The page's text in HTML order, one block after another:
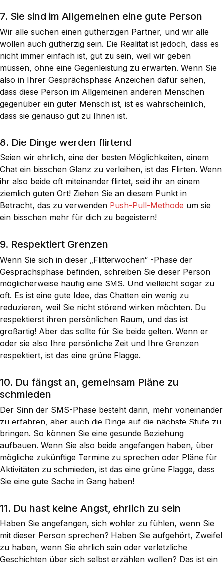
7. Sie sind im Allgemeinen eine gute Person
Wir alle suchen einen gutherzigen Partner, und wir alle
wollen auch gutherzig sein. Die Realität ist jedoch, dass es
nicht immer einfach ist, gut zu sein, weil wir geben
müssen, ohne eine Gegenleistung zu erwarten. Wenn Sie
also in Ihrer Gesprächsphase Anzeichen dafür sehen,
dass diese Person im Allgemeinen anderen Menschen
gegenüber ein guter Mensch ist, ist es wahrscheinlich,
dass sie genauso gut zu Ihnen ist.
8. Die Dinge werden flirtend
Seien wir ehrlich, eine der besten Möglichkeiten, einem
Chat ein bisschen Glanz zu verleihen, ist das Flirten. Wenn
ihr also beide oft miteinander flirtet, seid ihr an einem
ziemlich guten Ort! Ziehen Sie an diesem Punkt in
Betracht, das zu verwenden Push-Pull-Methode um sie
ein bisschen mehr für dich zu begeistern!
9. Respektiert Grenzen
Wenn Sie sich in dieser „Flitterwochen“ -Phase der
Gesprächsphase befinden, schreiben Sie dieser Person
möglicherweise häufig eine SMS. Und vielleicht sogar zu
oft. Es ist eine gute Idee, das Chatten ein wenig zu
reduzieren, weil Sie nicht störend wirken möchten. Du
respektierst ihren persönlichen Raum, und das ist
großartig! Aber das sollte für Sie beide gelten. Wenn er
oder sie also Ihre persönliche Zeit und Ihre Grenzen
respektiert, ist das eine grüne Flagge.
10. Du fängst an, gemeinsam Pläne zu
schmieden
Der Sinn der SMS-Phase besteht darin, mehr voneinander
zu erfahren, aber auch die Dinge auf die nächste Stufe zu
bringen. So können Sie eine gesunde Beziehung
aufbauen. Wenn Sie also beide angefangen haben, über
mögliche zukünftige Termine zu sprechen oder Pläne für
Aktivitäten zu schmieden, ist das eine grüne Flagge, dass
Sie eine gute Sache in Gang haben!
11. Du hast keine Angst, ehrlich zu sein
Haben Sie angefangen, sich wohler zu fühlen, wenn Sie
mit dieser Person sprechen? Haben Sie aufgehört, Zweifel
zu haben, wenn Sie ehrlich sein oder verletzliche
Geschichten über sich selbst erzählen wollen? Das ist ein